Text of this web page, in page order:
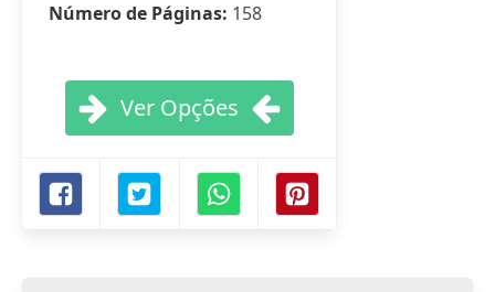
Número de Páginas: 158
Ver Opções